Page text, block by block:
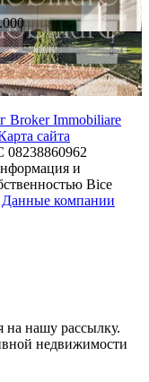
Broker Immobiliare
сайта
и
Bice
Данные компании
на нашу рассылку.
недвижимости